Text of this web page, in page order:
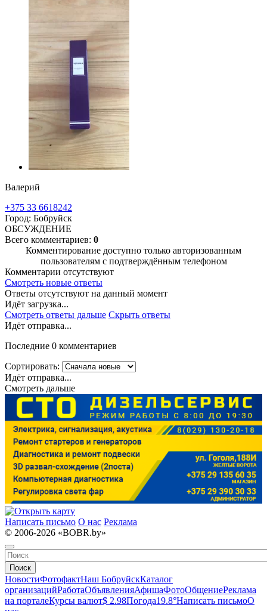
Валерий
+375 33 6618242
Город: Бобруйск
ОБСУЖДЕНИЕ
Всего комментариев: 0
Комментирование доступно только авторизованным
пользователям с подтверждённым телефоном
Комментарии отсутствуют
Смотреть новые ответы
Ответы отсутствуют на данный момент
Идёт загрузка...
Смотреть ответы дальше Скрыть ответы
Идёт отправка...
Последние 0 комментариев
Сортировать:
Идёт отправка...
Смотреть дальше
Написать письмо О нас Реклама
© 2006-2026 «BOBR.by»
Поиск
НовостиФотофактНаш БобруйскКаталог
организацийРаботаОбъявленияАфишаФотоОбщениеРеклама
на порталеКурсы валют$ 2.98Погода19.8°Написать письмоО